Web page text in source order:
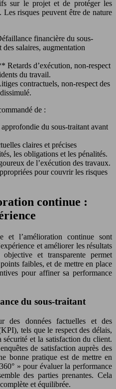
sur le projet et de protéger les
Les risques peuvent être de nature
financière du sous-
salaires, augmentation
Retards d’exécution, non-respect
du travail.
contractuels, non-respect des
de :
du sous-traitant avant
claires et précises
les obligations et les pénalités.
de l’exécution des travaux.
pour couvrir les risques
continue :
et l’amélioration continue sont
et améliorer les résultats
et transparente permet
faibles, et de mettre en place
pour affiner sa performance
du sous-traitant
des données factuelles et des
tels que le respect des délais,
et la satisfaction du client.
de satisfaction auprès des
bonne pratique est de mettre en
» pour évaluer la performance
des parties prenantes. Cela
et équilibrée.